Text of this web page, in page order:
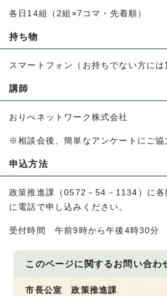
各日14組（2組×7コマ・先着順）
持ち物
スマートフォン（お持ちでない方には
講師
おりべネットワーク株式会社
※相談会後、簡単なアンケートにご協
申込方法
政策推進課（0572－54－1134）に各
に電話で申し込みください。
受付時間 午前9時から午後4時30分
このページに関するお問い合わ
市長公室 政策推進課